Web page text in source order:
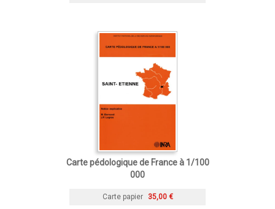
Carte pédologique de France à 1/100
000
Carte papier 35,00 €